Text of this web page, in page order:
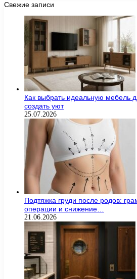
Свежие записи
Как выбрать идеальную мебель
создать уют
25.07.2026
Подтяжка груди после родов:
операции и снижение…
21.06.2026